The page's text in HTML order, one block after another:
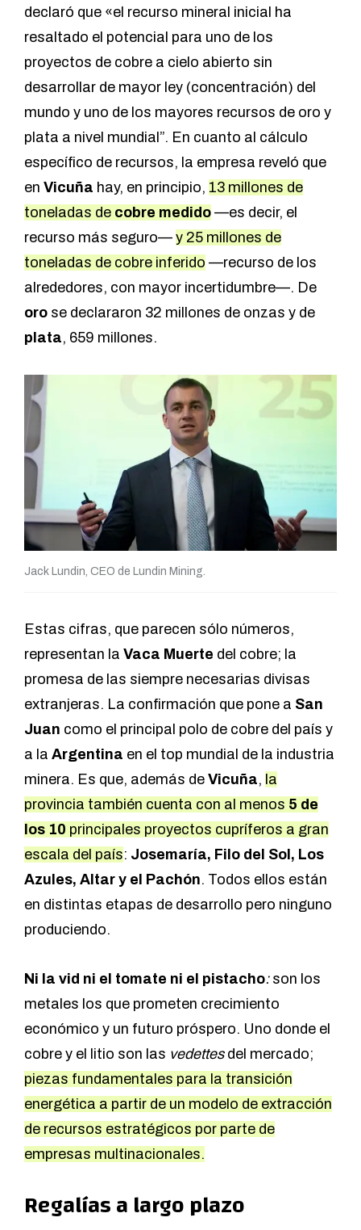
declaró que «el recurso mineral inicial ha
resaltado el potencial para uno de los
proyectos de cobre a cielo abierto sin
desarrollar de mayor ley (concentración) del
mundo y uno de los mayores recursos de oro y
plata a nivel mundial”. En cuanto al cálculo
específico de recursos, la empresa reveló que
en Vicuña hay, en principio, 13 millones de
toneladas de cobre medido —es decir, el
recurso más seguro— y 25 millones de
toneladas de cobre inferido —recurso de los
alrededores, con mayor incertidumbre—. De
oro se declararon 32 millones de onzas y de
plata, 659 millones.
Jack Lundin, CEO de Lundin Mining.
Estas cifras, que parecen sólo números,
representan la Vaca Muerte del cobre; la
promesa de las siempre necesarias divisas
extranjeras. La confirmación que pone a San
Juan como el principal polo de cobre del país y
a la Argentina en el top mundial de la industria
minera. Es que, además de Vicuña, la
provincia también cuenta con al menos 5 de
los 10 principales proyectos cupríferos a gran
escala del país: Josemaría, Filo del Sol, Los
Azules, Altar y el Pachón. Todos ellos están
en distintas etapas de desarrollo pero ninguno
produciendo.
Ni la vid ni el tomate ni el pistacho:son los
metales los que prometen crecimiento
económico y un futuro próspero. Uno donde el
cobre y el litio son las vedettes del mercado;
piezas fundamentales para la transición
energética a partir de un modelo de extracción
de recursos estratégicos por parte de
empresas multinacionales.
Regalías a largo plazo